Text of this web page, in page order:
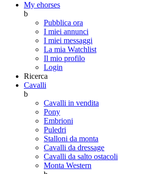
My ehorses
b
Pubblica ora
I miei annunci
I miei messaggi
La mia Watchlist
Il mio profilo
Login
Ricerca
Cavalli
b
Cavalli in vendita
Pony
Embrioni
Puledri
Stalloni da monta
Cavalli da dressage
Cavalli da salto ostacoli
Monta Western